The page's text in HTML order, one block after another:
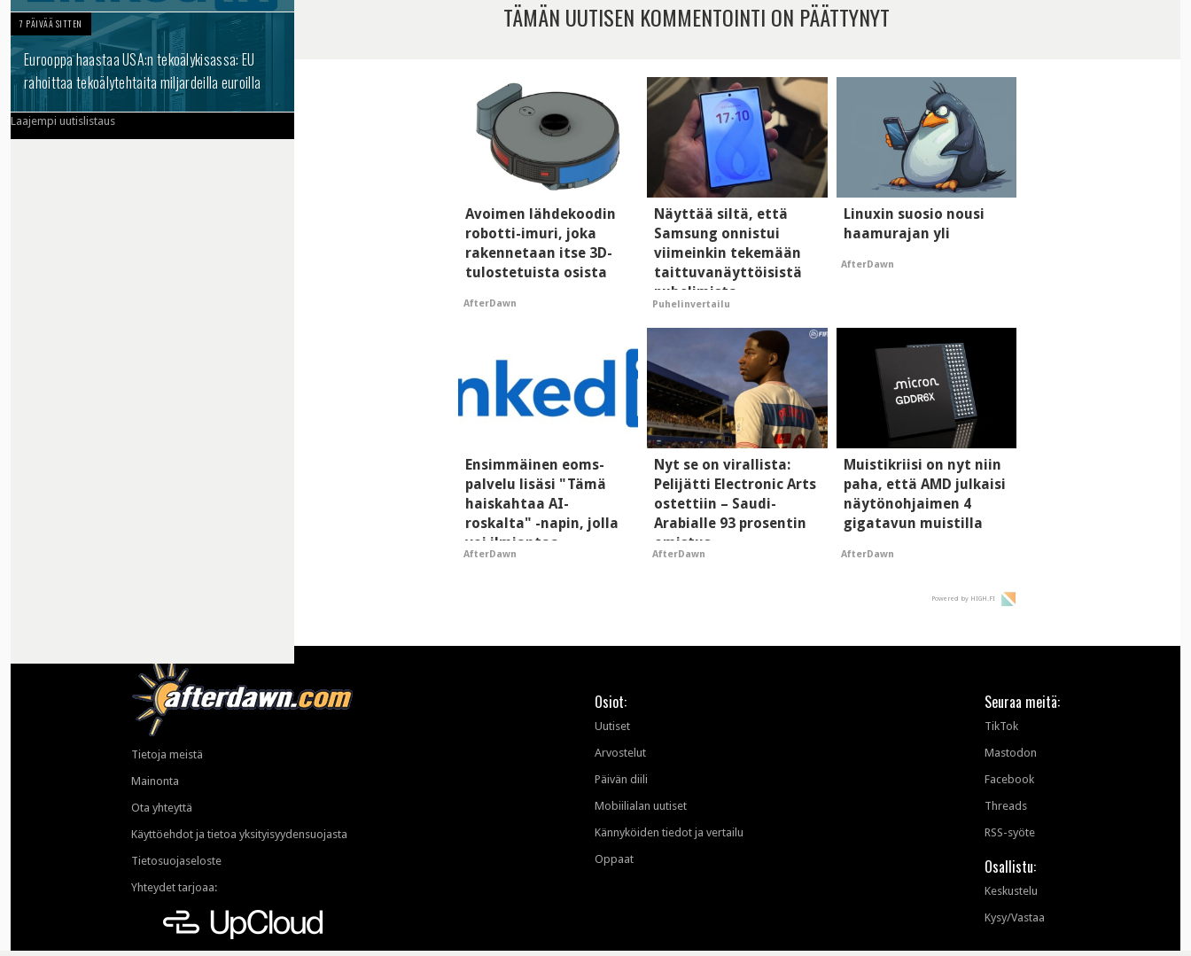
7 PÄIVÄÄ SITTEN
Eurooppa haastaa USA:n tekoälykisassa: EU
rahoittaa tekoälytehtaita miljardeilla euroilla
Laajempi uutislistaus
TÄMÄN UUTISEN KOMMENTOINTI ON PÄÄTTYNYT
Avoimen lähdekoodin
robotti-imuri, joka
rakennetaan itse 3D-
tulostetuista osista
AfterDawn
Näyttää siltä, että
Samsung onnistui
viimeinkin tekemään
taittuvanäyttöisistä
puhelimista
supersuosittuja
Puhelinvertailu
Linuxin suosio nousi
haamurajan yli
AfterDawn
Ensimmäinen eoms-
palvelu lisäsi "Tämä
haiskahtaa AI-
roskalta" -napin, jolla
voi ilmiantaa
tekoälytauhkan
AfterDawn
Nyt se on virallista:
Pelijätti Electronic Arts
ostettiin – Saudi-
Arabialle 93 prosentin
omistus
AfterDawn
Muistikriisi on nyt niin
paha, että AMD julkaisi
näytönohjaimen 4
gigatavun muistilla
AfterDawn
Powered by HIGH.FI
Tietoja meistä
Mainonta
Ota yhteyttä
Käyttöehdot ja tietoa yksityisyydensuojasta
Tietosuojaseloste
Yhteydet tarjoaa:
Osiot:
Uutiset
Arvostelut
Päivän diili
Mobiilialan uutiset
Kännyköiden tiedot ja vertailu
Oppaat
Seuraa meitä:
TikTok
Mastodon
Facebook
Threads
RSS-syöte
Osallistu:
Keskustelu
Kysy/Vastaa